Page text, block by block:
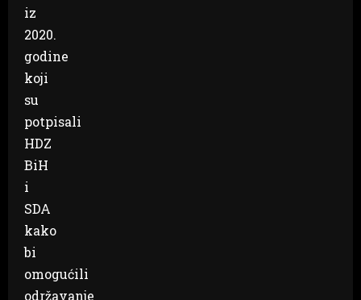
iz
2020.
godine
koji
su
potpisali
HDZ
BiH
i
SDA
kako
bi
omogućili
održavanje